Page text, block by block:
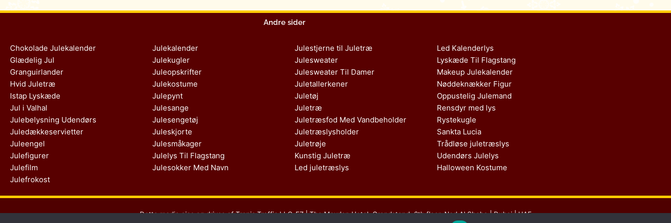
Andre sider
Chokolade Julekalender
Glædelig Jul
Granguirlander
Hvid Juletræ
Istap Lyskæde
Jul i Valhal
Julebelysning Udendørs
Juledækkeservietter
Juleengel
Julefigurer
Julefilm
Julefrokost
Julekalender
Julekugler
Juleopskrifter
Julekostume
Julepynt
Julesange
Julesengetøj
Juleskjorte
Julesmåkager
Julelys Til Flagstang
Julesokker Med Navn
Julestjerne til Juletræ
Julesweater
Julesweater Til Damer
Juletallerkener
Juletøj
Juletræ
Juletræsfod Med Vandbeholder
Juletræslysholder
Juletrøje
Kunstig Juletræ
Led juletræslys
Led Kalenderlys
Lyskæde Til Flagstang
Makeup Julekalender
Nøddeknækker Figur
Oppustelig Julemand
Rensdyr med lys
Rystekugle
Sankta Lucia
Trådløse juletræslys
Udendørs Julelys
Halloween Kostume
Dette medie ejes og drives af Tropic Traffic LLC-FZ | The Meydan Hotel, Grandstand, 6th floor, Nad Al Sheba | Dubai | UAE